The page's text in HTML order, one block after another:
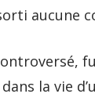
aucune
la vie